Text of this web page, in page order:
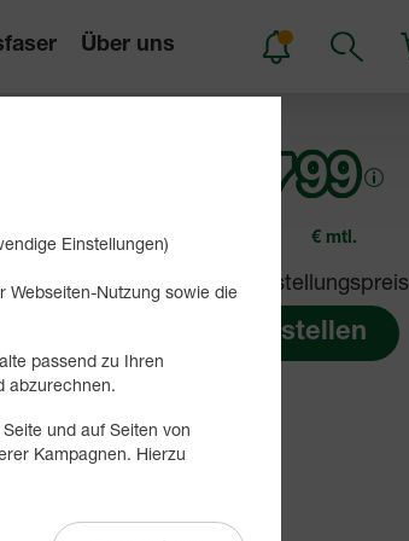
Über uns
1799
€ mtl.
19,99 € Bereitstellungspreis
Jetzt bestellen
32 MBit/s (Upload).
Einstellungen)
Webseiten-Nutzung sowie die
passend zu Ihren
abzurechnen.
und auf Seiten von
Kampagnen. Hierzu